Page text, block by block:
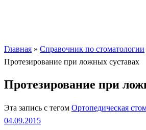
Главная » Справочник по стоматологии
Протезирование при ложных суставах
Протезирование при
Эта запись с тегом Ортопедическая
04.09.2015